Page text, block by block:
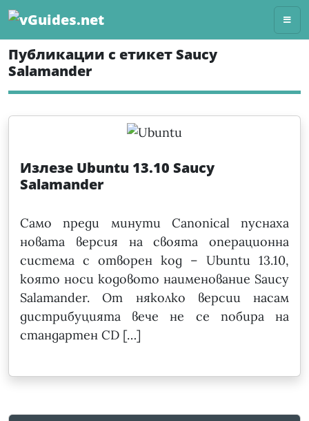
Skip
content
Публикации с етикет Saucy
Salamander
Излезе Ubuntu 13.10 Saucy
Salamander
Само преди минути Canonical пуснаха
новата версия на своята операционна
система с отворен код – Ubuntu 13.10,
която носи кодовото наименование Saucy
Salamander. От няколко версии насам
дистрибуцията вече не се побира на
стандартен CD […]